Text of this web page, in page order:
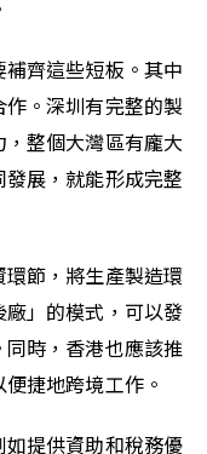
齊這些短板。其中
。深圳有完整的製
整個大灣區有龐大
展，就能形成完整
節，將生產製造環
」的模式，可以發
時，香港也應該推
捷地跨境工作。
提供資助和稅務優